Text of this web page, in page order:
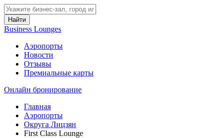
Найти
Business Lounges
Аэропорты
Новости
Отзывы
Премиальные карты
Онлайн бронирование
Главная
Аэропорты
Округа Лицзян
First Class Lounge